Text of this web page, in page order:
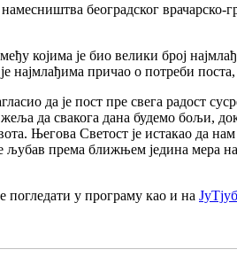
београдског
којима је био велики број
најмлађима причао о потреби
да је пост пре свега радост
да свакога дана будемо бољи,
Његова Светост је истакао да
љубав према ближњем једина мера
погледати у програму као и на